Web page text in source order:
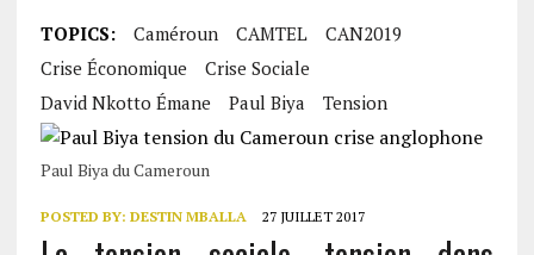
TOPICS: Caméroun CAMTEL
CAN2019
Crise Économique
Crise Sociale
David Nkotto Émane
Paul Biya Tension
Paul Biya du Cameroun
POSTED BY: DESTIN MBALLA 27 JUILLET 2017